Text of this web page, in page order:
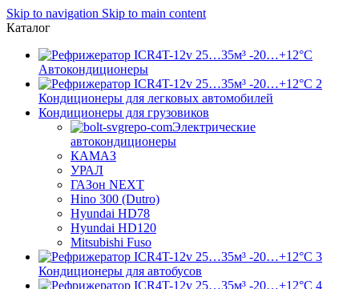
Skip to navigation Skip to main content
Каталог
Автокондиционеры
Кондиционеры для легковых автомобилей
Кондиционеры для грузовиков
Электрические
автокондиционеры
КАМАЗ
УРАЛ
ГАЗон NEXT
Hino 300 (Dutro)
Hyundai HD78
Hyundai HD120
Mitsubishi Fuso
Кондиционеры для автобусов